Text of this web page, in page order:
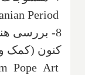
Period
‌8- بررسی
کنون (کمک
Art
Pope